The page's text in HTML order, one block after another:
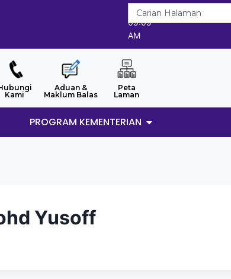
8/8/2026
09:09
AM
Kami
Aduan &
Maklum Balas
Peta
Laman
PROGRAM KEMENTERIAN
Yusoff